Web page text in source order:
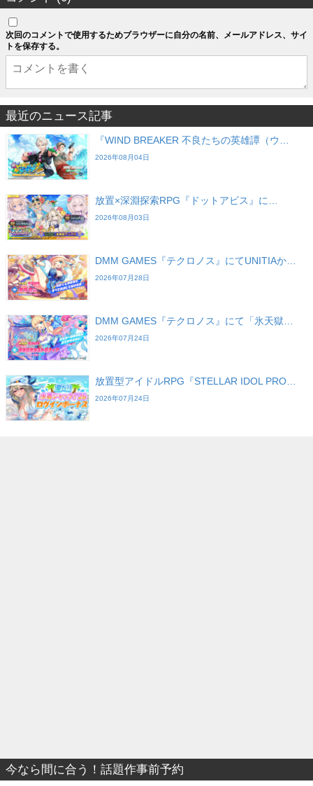
次回のコメントで使用するためブラウザーに自分の名前、メールアドレス、サイ
トを保存する。
最近のニュース記事
『WIND BREAKER 不良たちの英雄譚（ウ…
2026年08月04日
放置×深淵探索RPG『ドットアビス』に…
2026年08月03日
DMM GAMES『テクロノス』にてUNITIAか…
2026年07月28日
DMM GAMES『テクロノス』にて「氷天獄…
2026年07月24日
放置型アイドルRPG『STELLAR IDOL PRO…
2026年07月24日
今なら間に合う！話題作事前予約